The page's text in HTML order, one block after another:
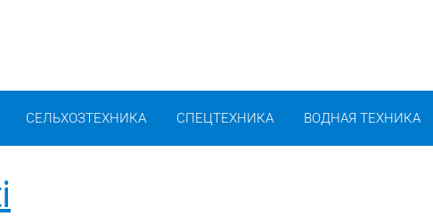
СЕЛЬХОЗТЕХНИКА СПЕЦТЕХНИКА ВОДНАЯ ТЕХНИКА